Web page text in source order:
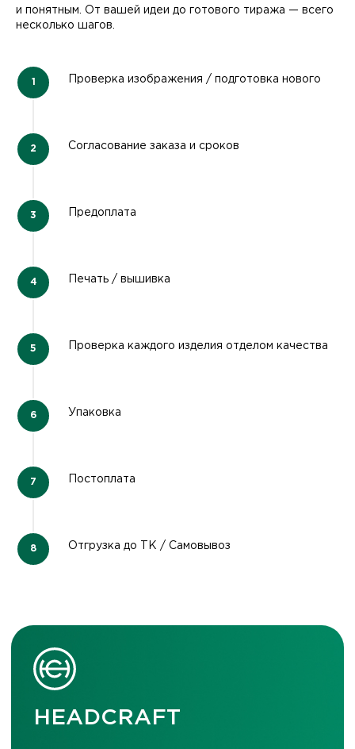
и понятным. От вашей идеи до готового тиража — всего
несколько шагов.
Проверка изображения / подготовка нового
Согласование заказа и сроков
Предоплата
Печать / вышивка
Проверка каждого изделия отделом качества
Упаковка
Постоплата
Отгрузка до ТК / Самовывоз
Все вопросы
ЗАКАЖИТЕ
Заполните форму или свяжитесь